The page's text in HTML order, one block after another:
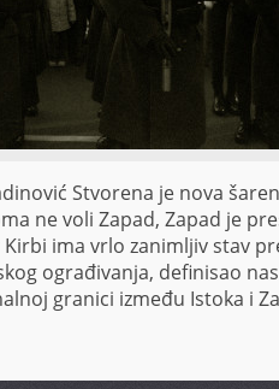
Stvo­re­na je no­va
ne vo­li Za­pad, Za­pad je
ima vr­lo za­ni­mljiv stav
ogra­đi­va­nja, de­fi­ni­sao
gra­ni­ci iz­me­đu Is­to­ka i